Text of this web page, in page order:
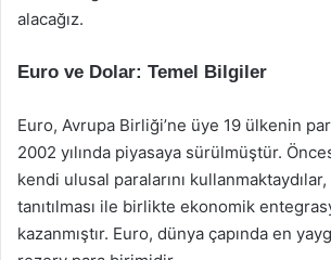
alacağız.
Euro ve Dolar: Temel Bilgiler
Euro, Avrupa Birliği’ne üye 19 ülkenin
2002 yılında piyasaya sürülmüştür.
kendi ulusal paralarını kullanmaktaydılar,
tanıtılması ile birlikte ekonomik
kazanmıştır. Euro, dünya çapında en